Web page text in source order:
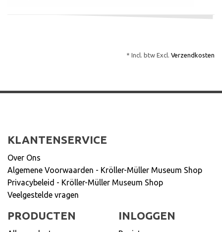
* Incl. btw Excl. Verzendkosten
KLANTENSERVICE
Over Ons
Algemene Voorwaarden - Kröller-Müller Museum Shop
Privacybeleid - Kröller-Müller Museum Shop
Veelgestelde vragen
PRODUCTEN INLOGGEN